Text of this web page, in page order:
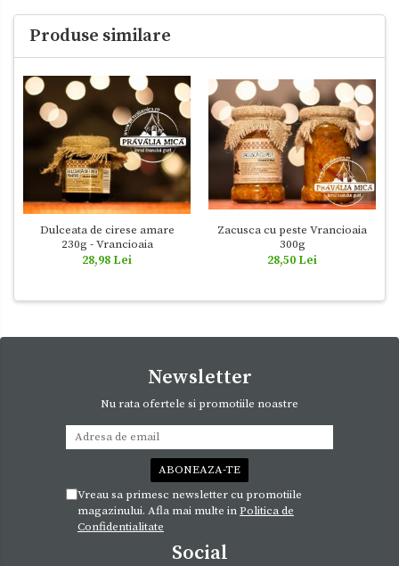
Produse similare
Dulceata de cirese amare
230g - Vrancioaia
28,98 Lei
Zacusca cu peste Vrancioaia
300g
28,50 Lei
Newsletter
Nu rata ofertele si promotiile noastre
Vreau sa primesc newsletter cu promotiile
magazinului. Afla mai multe inPolitica de
Confidentialitate
Social